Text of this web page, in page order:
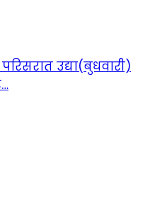
उद्या(बुधवारी)